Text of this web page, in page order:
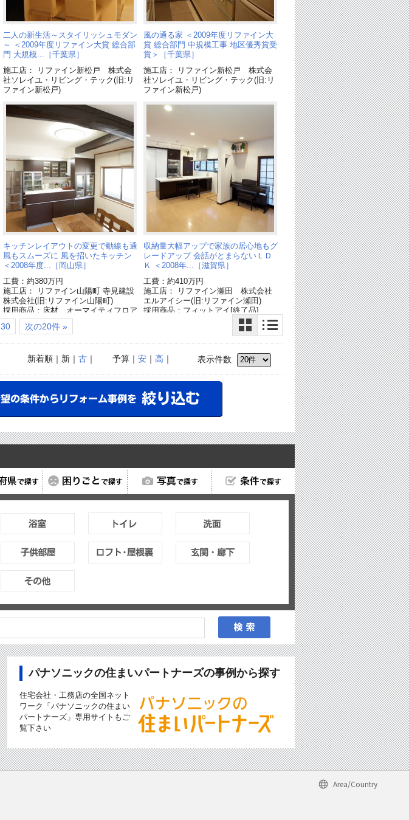
二人の新生活～スタイリッシュモダン
～ ＜2009年度リファイン大賞 総合部
門 大規模...［千葉県］
施工店： リファイン新松戸 株式会
社ソレイユ・リビング・テック(旧:リ
ファイン新松戸)
風の通る家 ＜2009年度リファイン大
賞 総合部門 中規模工事 地区優秀賞受
賞＞［千葉県］
施工店： リファイン新松戸 株式会
社ソレイユ・リビング・テック(旧:リ
ファイン新松戸)
キッチンレイアウトの変更で動線も通
風もスムーズに 風を招いたキッチン
＜2008年度...［岡山県］
工費：約380万円
施工店： リファイン山陽町 寺見建設
株式会社(旧:リファイン山陽町)
採用商品：床材 オーマイティフロア
ー[終了品]
採用商品：フィットアイ[終了品]
収納量大幅アップで家族の居心地もグ
レードアップ 会話がとまらないＬＤ
Ｋ ＜2008年...［滋賀県］
工費：約410万円
施工店： リファイン瀬田 株式会社
エルアイシー(旧:リファイン瀬田)
採用商品：フィットアイ[終了品]
30 次の20件 »
表示件数
予算｜ 安｜ 高 ｜
新着順｜新｜ 古｜
パナソニックの住まいパートナーズの事例から探す
住宅会社・工務店の全国ネット
ワーク「パナソニックの住まい
パートナーズ」専用サイトもご
覧下さい
Area/Country